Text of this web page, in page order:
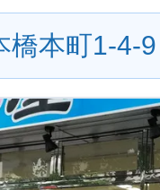
橋本町1-4-9